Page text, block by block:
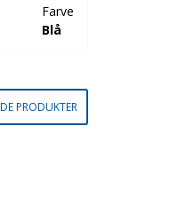
Farve
Blå
PRODUKTER